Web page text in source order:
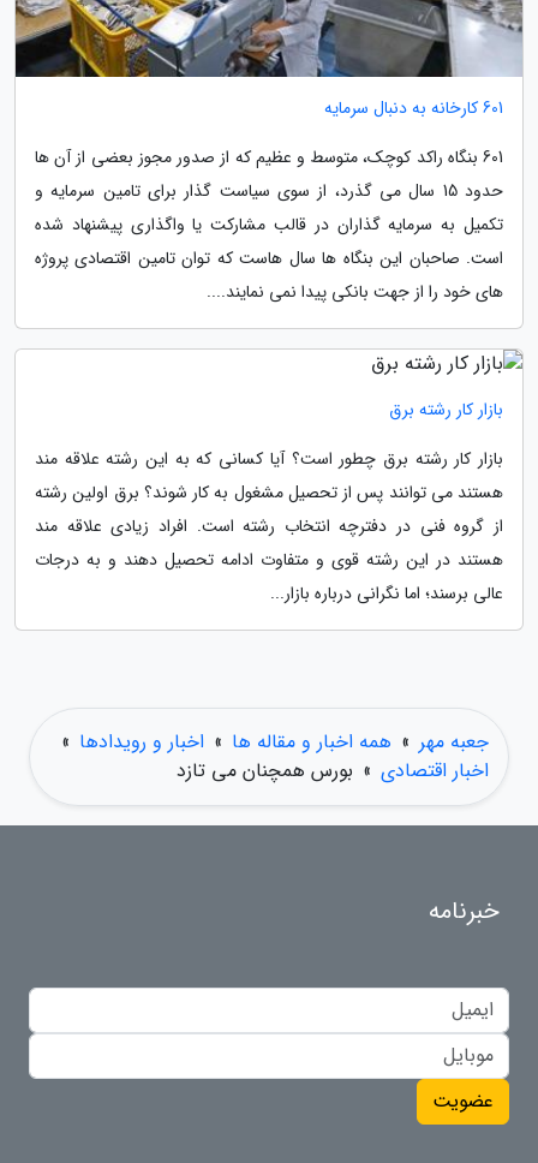
601 کارخانه به دنبال سرمایه
601 بنگاه راکد کوچک، متوسط و عظیم که از صدور مجوز بعضی از آن ها
حدود 15 سال می گذرد، از سوی سیاست گذار برای تامین سرمایه و
تکمیل به سرمایه گذاران در قالب مشارکت یا واگذاری پیشنهاد شده
است. صاحبان این بنگاه ها سال هاست که توان تامین اقتصادی پروژه
های خود را از جهت بانکی پیدا نمی نمایند....
بازار کار رشته برق
بازار کار رشته برق چطور است؟ آیا کسانی که به این رشته علاقه مند
هستند می توانند پس از تحصیل مشغول به کار شوند؟ برق اولین رشته
از گروه فنی در دفترچه انتخاب رشته است. افراد زیادی علاقه مند
هستند در این رشته قوی و متفاوت ادامه تحصیل دهند و به درجات
عالی برسند؛ اما نگرانی درباره بازار...
جعبه مهر » همه اخبار و مقاله ها » اخبار و رویدادها »
اخبار اقتصادی » بورس همچنان می تازد
خبرنامه
عضویت